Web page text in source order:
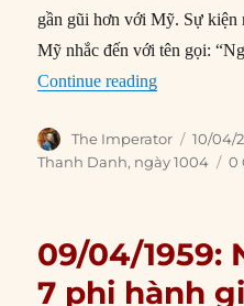
gần gũi hơn với Mỹ. Sự kiện
Mỹ nhắc đến với tên gọi:
Continue reading“10/04/
Author
The Imperator
Posted
on
10/04/
Thanh Danh, ngày 1004 0
09/04/1959:
7 phi hành